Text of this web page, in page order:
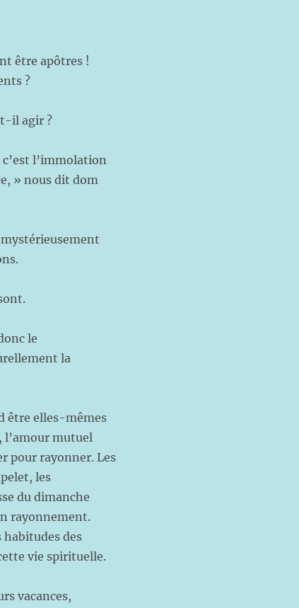
être apôtres !
?
il agir ?
l’immolation
» nous dit dom
le
la
être elles-mêmes
l’amour mutuel
pour rayonner. Les
les
du dimanche
rayonnement.
des
vie spirituelle.
vacances,